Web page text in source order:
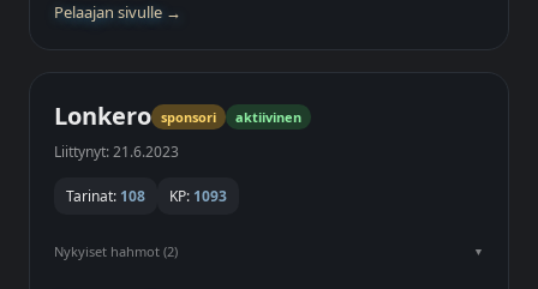
Pelaajan sivulle →
Lonkero sponsori aktiivinen
Liittynyt: 21.6.2023
Tarinat: 108 KP: 1093
Nykyiset hahmot (2)